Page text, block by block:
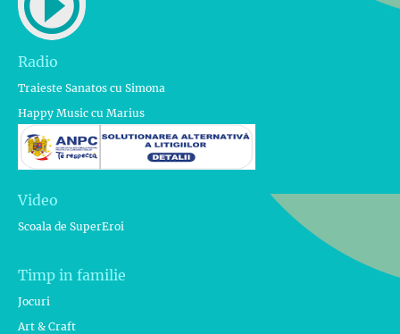
Radio
Traieste Sanatos cu Simona
Happy Music cu Marius
Video
Scoala de SuperEroi
Timp in familie
Jocuri
Art & Craft